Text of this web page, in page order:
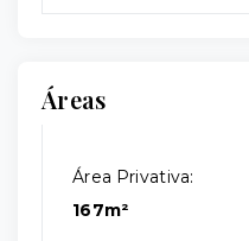
Áreas
Área Privativa:
167m²